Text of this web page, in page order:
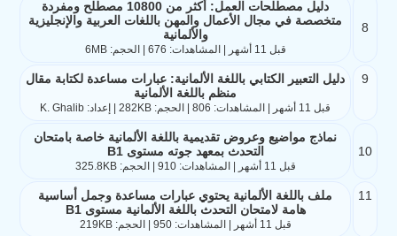
8
دليل مصطلحات العمل: أكثر من 10800 مصطلح ومفردة
متخصصة في مجال الأعمال والمهن باللغات العربية والإنجليزية
والألمانية
قبل 11 أشهر | المشاهدات: 676 | الحجم: 6MB
9
دليل التعبير الكتابي باللغة الألمانية: عبارات مساعدة لكتابة مقال
منظم باللغة الألمانية
قبل 11 أشهر | المشاهدات: 806 | الحجم: 282KB | إعداد: K. Ghalib
10
نماذج مواضيع وعروض تقديمية باللغة الألمانية خاصة بامتحان
التحدث بمعهد جوته مستوى B1
قبل 11 أشهر | المشاهدات: 910 | الحجم: 325.8KB
11
ملف باللغة الألمانية يحتوي عبارات مساعدة وجمل أساسية
هامة لامتحان التحدث باللغة الألمانية مستوى B1
قبل 11 أشهر | المشاهدات: 950 | الحجم: 219KB